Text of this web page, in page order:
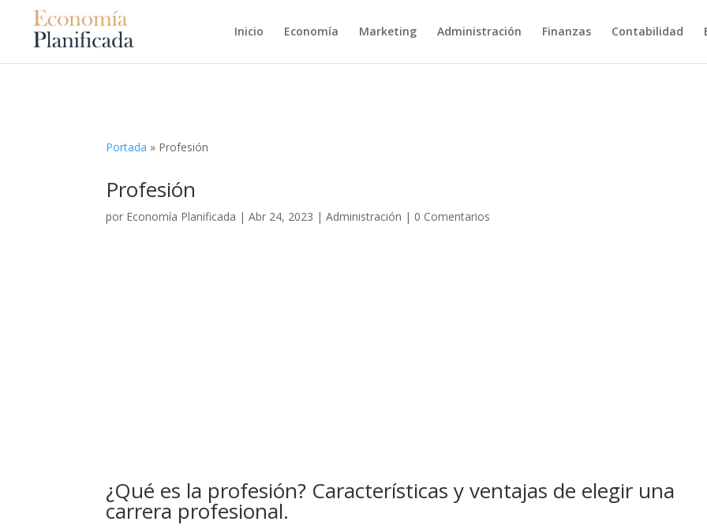
Inicio Economía Marketing Administración Finanzas Contabilidad
Portada » Profesión
Profesión
por Economía Planificada |Abr 24, 2023 |Administración | 0 Comentarios
¿Qué es la profesión? Características y ventajas de elegir una
carrera profesional.